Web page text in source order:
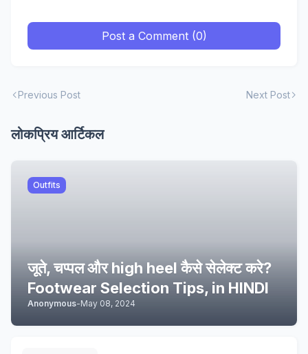
Post a Comment (0)
Previous Post Next Post
लोकप्रिय आर्टिकल
Outfits
जूते, चप्पल और high heel कैसे सेलेक्ट करे?
Footwear Selection Tips, in HINDI
Anonymous-May 08, 2024